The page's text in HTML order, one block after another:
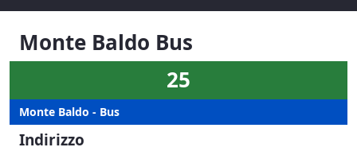
Monte Baldo Bus
25
Monte Baldo - Bus
Indirizzo